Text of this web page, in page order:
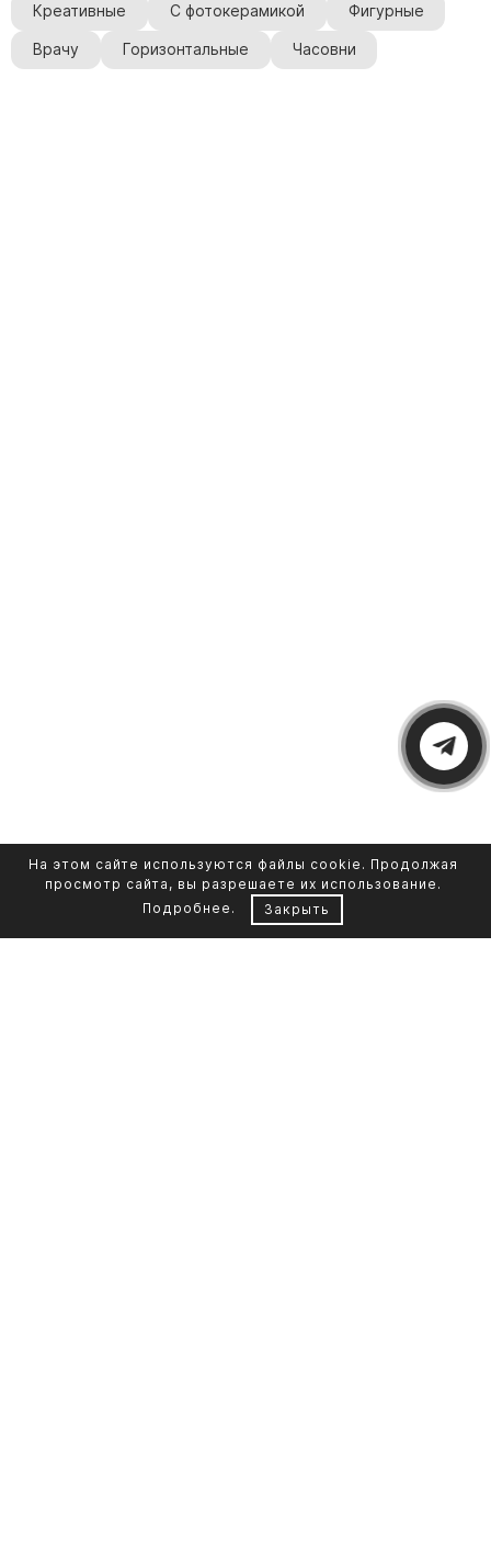
Креативные С фотокерамикой Фигурные
Врачу Горизонтальные Часовни
На этом сайте используются файлы cookie. Продолжая
просмотр сайта, вы разрешаете их использование.
Подробнее . Закрыть